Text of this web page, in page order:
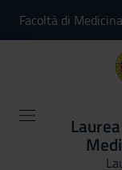
Facoltà di